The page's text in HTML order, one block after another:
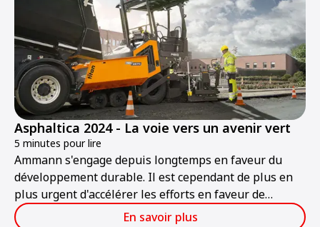
lourds et des centrales d'enrobage de la société.
Asphaltica 2024 - La voie vers un avenir vert
5 minutes pour lire
Ammann s'engage depuis longtemps en faveur du
développement durable. Il est cependant de plus en
plus urgent d'accélérer les efforts en faveur de
l'environnement dans l'intérêt du monde entier. La
En savoir plus